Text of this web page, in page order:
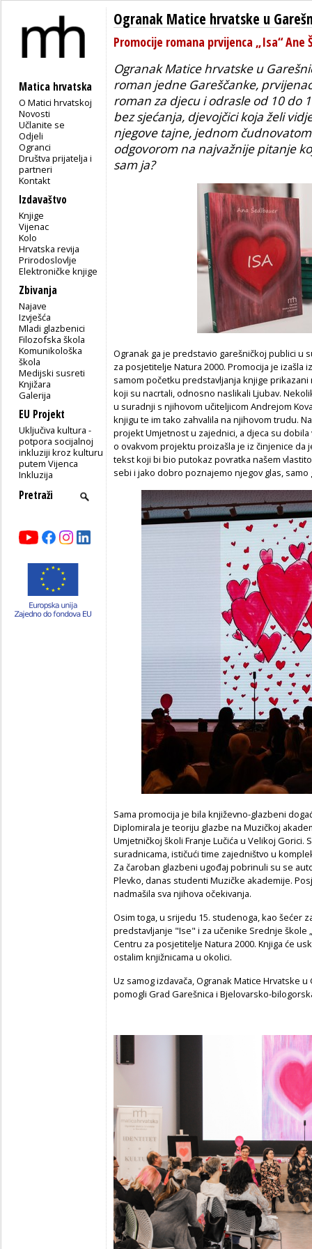
Matica hrvatska
O Matici hrvatskoj
Novosti
Učlanite se
Odjeli
Ogranci
Društva prijatelja i
partneri
Kontakt
Izdavaštvo
Knjige
Vijenac
Kolo
Hrvatska revija
Prirodoslovlje
Elektroničke knjige
Zbivanja
Najave
Izvješća
Mladi glazbenici
Filozofska škola
Komunikološka
škola
Medijski susreti
Knjižara
Galerija
EU Projekt
Uključiva kultura -
potpora socijalnoj
inkluziji kroz kulturu
putem Vijenca
Inkluzija
Ogranak Matice hrvatske u
Promocije romana prvijenca „Isa“ Ane
Ogranak Matice hrvatske u
roman jedne Gareščanke,
roman za djecu i odrasle od 10 do
bez sjećanja, djevojčici koja želi
njegove tajne, jednom
odgovorom na najvažnije pitanje
sam ja?
Ogranak ga je predstavio garešničkoj publici u
za posjetitelje Natura 2000. Promocija je
samom početku predstavljanja knjige prikazani
koji su nacrtali, odnosno naslikali Ljubav.
u suradnji s njihovom učiteljicom Andrejom
knjigu te im tako zahvalila na njihovom trudu.
projekt Umjetnost u zajednici, a djeca su
o ovakvom projektu proizašla je iz činjenice da
tekst koji bi bio putokaz povratka našem
sebi i jako dobro poznajemo njegov glas,
Sama promocija je bila književno-glazbeni
Diplomirala je teoriju glazbe na Muzičkoj
Umjetničkoj školi Franje Lučića u Velikoj Gorici.
suradnicama, ističući time zajedništvo u
Za čaroban glazbeni ugođaj pobrinuli su se
Plevko, danas studenti Muzičke akademije.
nadmašila sva njihova očekivanja.
Osim toga, u srijedu 15. studenoga, kao šećer
predstavljanje "Ise" i za učenike Srednje škole
Centru za posjetitelje Natura 2000. Knjiga će
ostalim knjižnicama u okolici.
Uz samog izdavača, Ogranak Matice Hrvatske
pomogli Grad Garešnica i Bjelovarsko-